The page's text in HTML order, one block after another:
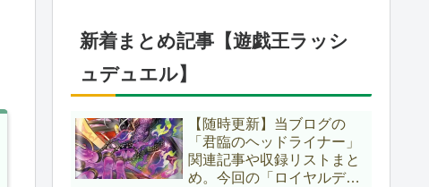
ージした『リビングデッド
の呼び声』関連に注目が集
新着まとめ記事【遊戯王ラッシ
ュデュエル】
【随時更新】当ブログの
「君臨のヘッドライナー」
関連記事や収録リストまと
め。今回の「ロイヤルデモ